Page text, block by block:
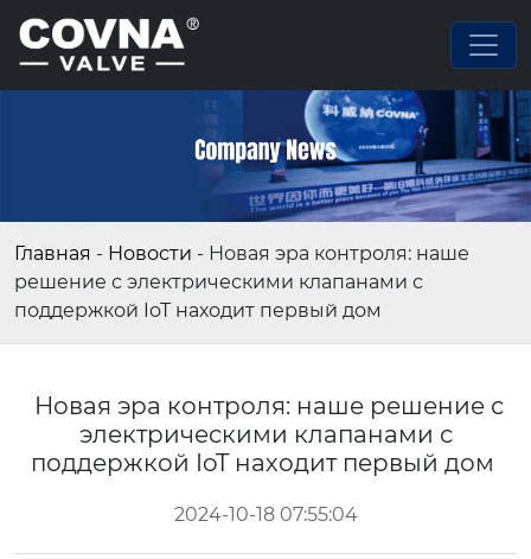
Главная - Новости - Новая эра контроля: наше
решение с электрическими клапанами с
поддержкой IoT находит первый дом
Новая эра контроля: наше решение с
электрическими клапанами с
поддержкой IoT находит первый дом
2024-10-18 07:55:04